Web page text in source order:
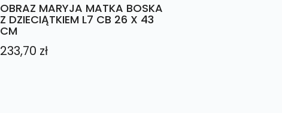
OBRAZ MARYJA MATKA BOSKA
Z DZIECIĄTKIEM L7 CB 26 X 43
CM
233,70 zł